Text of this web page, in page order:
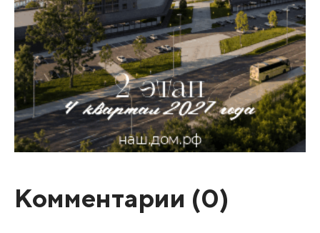
Комментарии (0)